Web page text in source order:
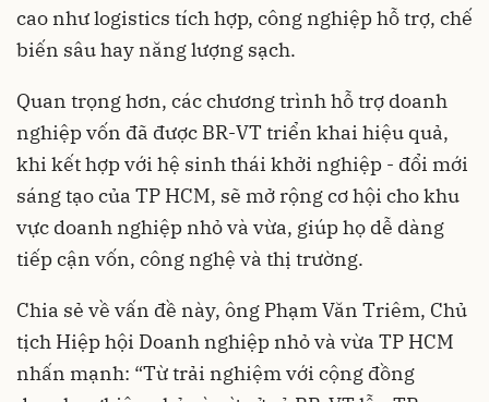
cao như logistics tích hợp, công nghiệp hỗ trợ, chế
biến sâu hay năng lượng sạch.
Quan trọng hơn, các chương trình hỗ trợ doanh
nghiệp vốn đã được BR-VT triển khai hiệu quả,
khi kết hợp với hệ sinh thái khởi nghiệp - đổi mới
sáng tạo của TP HCM, sẽ mở rộng cơ hội cho khu
vực doanh nghiệp nhỏ và vừa, giúp họ dễ dàng
tiếp cận vốn, công nghệ và thị trường.
Chia sẻ về vấn đề này, ông Phạm Văn Triêm, Chủ
tịch Hiệp hội Doanh nghiệp nhỏ và vừa TP HCM
nhấn mạnh: “Từ trải nghiệm với cộng đồng